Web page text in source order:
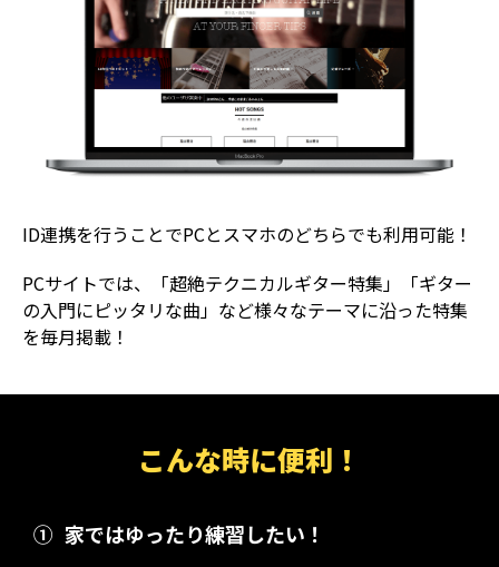
ID連携を行うことでPCとスマホのどちらでも利用可能！
PCサイトでは、「超絶テクニカルギター特集」「ギター
の入門にピッタリな曲」など様々なテーマに沿った特集
を毎月掲載！
こんな時に便利！
① 家ではゆったり練習したい！